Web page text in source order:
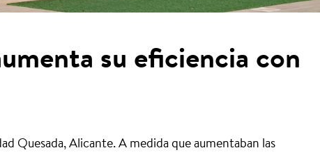
su eficiencia con
Quesada, Alicante. A medida que aumentaban las